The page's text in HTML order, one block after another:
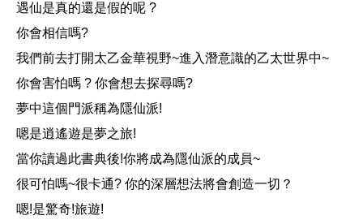
遇仙是真的還是假的呢 ?
你會相信嗎?
我們前去打開太乙金華視野~進入潛意識的乙太世界中~
你會害怕嗎 ? 你會想去探尋嗎?
夢中這個門派稱為隱仙派!
嗯是逍遙遊是夢之旅!
當你讀過此書典後!你將成為隱仙派的成員~
很可怕嗎~很卡通? 你的深層想法將會創造一切？
嗯!是驚奇!旅遊!